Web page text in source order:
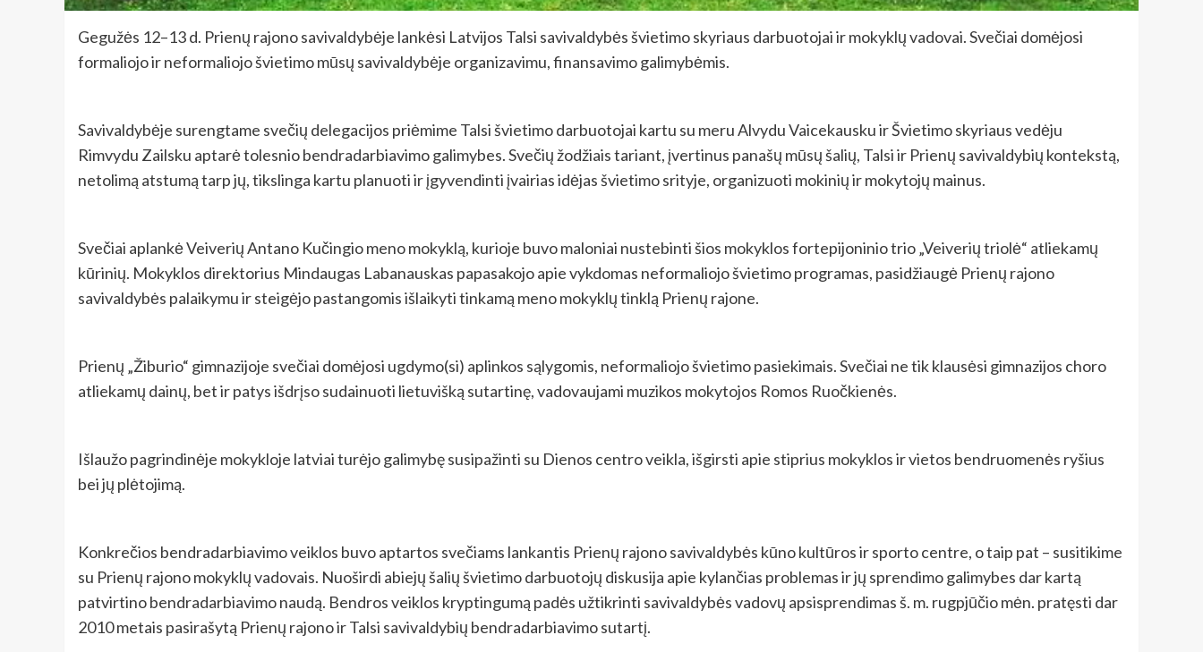
Gegužės 12–13 d. Prienų rajono savivaldybėje lankėsi Latvijos Talsi savivaldybės švietimo skyriaus darbuotojai ir mokyklų vadovai. Svečiai domėjosi
formaliojo ir neformaliojo švietimo mūsų savivaldybėje organizavimu, finansavimo galimybėmis.
Savivaldybėje surengtame svečių delegacijos priėmime Talsi švietimo darbuotojai kartu su meru Alvydu Vaicekausku ir Švietimo skyriaus vedėju
Rimvydu Zailsku aptarė tolesnio bendradarbiavimo galimybes. Svečių žodžiais tariant, įvertinus panašų mūsų šalių, Talsi ir Prienų savivaldybių kontekstą,
netolimą atstumą tarp jų, tikslinga kartu planuoti ir įgyvendinti įvairias idėjas švietimo srityje, organizuoti mokinių ir mokytojų mainus.
Svečiai aplankė Veiverių Antano Kučingio meno mokyklą, kurioje buvo maloniai nustebinti šios mokyklos fortepijoninio trio „Veiverių triolė“ atliekamų
kūrinių. Mokyklos direktorius Mindaugas Labanauskas papasakojo apie vykdomas neformaliojo švietimo programas, pasidžiaugė Prienų rajono
savivaldybės palaikymu ir steigėjo pastangomis išlaikyti tinkamą meno mokyklų tinklą Prienų rajone.
Prienų „Žiburio“ gimnazijoje svečiai domėjosi ugdymo(si) aplinkos sąlygomis, neformaliojo švietimo pasiekimais. Svečiai ne tik klausėsi gimnazijos choro
atliekamų dainų, bet ir patys išdrįso sudainuoti lietuvišką sutartinę, vadovaujami muzikos mokytojos Romos Ruočkienės.
Išlaužo pagrindinėje mokykloje latviai turėjo galimybę susipažinti su Dienos centro veikla, išgirsti apie stiprius mokyklos ir vietos bendruomenės ryšius
bei jų plėtojimą.
Konkrečios bendradarbiavimo veiklos buvo aptartos svečiams lankantis Prienų rajono savivaldybės kūno kultūros ir sporto centre, o taip pat – susitikime
su Prienų rajono mokyklų vadovais. Nuoširdi abiejų šalių švietimo darbuotojų diskusija apie kylančias problemas ir jų sprendimo galimybes dar kartą
patvirtino bendradarbiavimo naudą. Bendros veiklos kryptingumą padės užtikrinti savivaldybės vadovų apsisprendimas š. m. rugpjūčio mėn. pratęsti dar
2010 metais pasirašytą Prienų rajono ir Talsi savivaldybių bendradarbiavimo sutartį.